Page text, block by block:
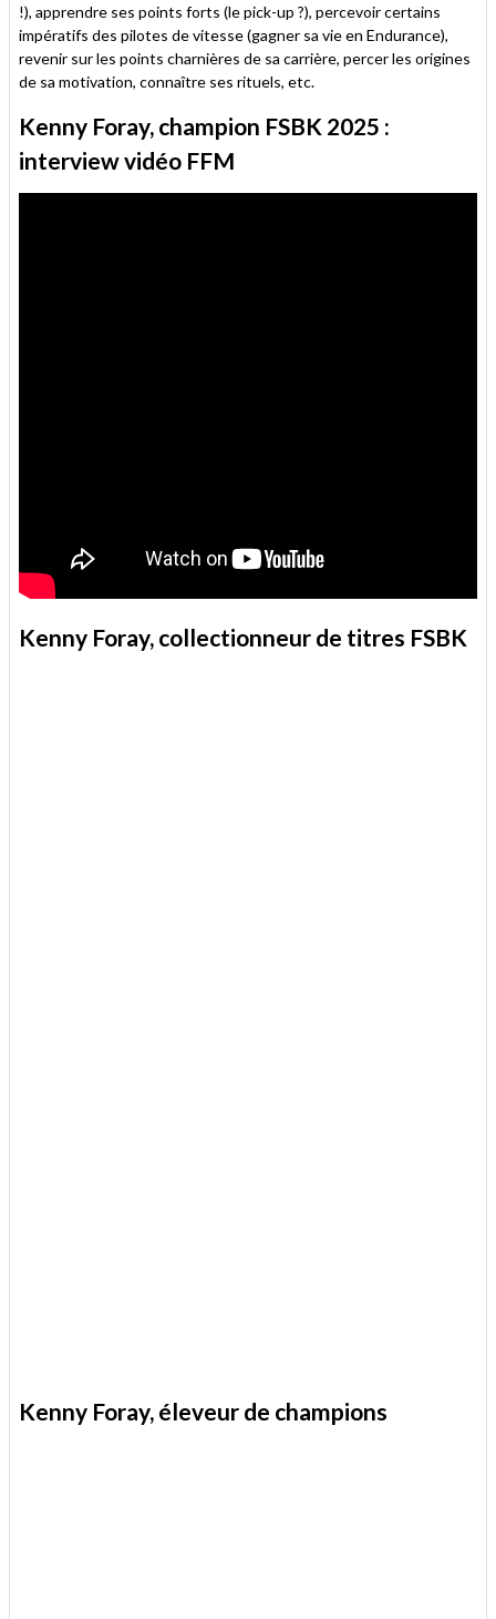
!), apprendre ses points forts (le pick-up ?), percevoir certains
impératifs des pilotes de vitesse (gagner sa vie en Endurance),
revenir sur les points charnières de sa carrière, percer les origines
de sa motivation, connaître ses rituels, etc.
Kenny Foray, champion FSBK 2025 :
interview vidéo FFM
Kenny Foray, collectionneur de titres FSBK
Kenny Foray, éleveur de champions